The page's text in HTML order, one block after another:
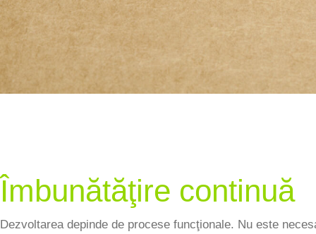
Îmbunătăţire continuă
Dezvoltarea depinde de procese funcţionale. Nu este